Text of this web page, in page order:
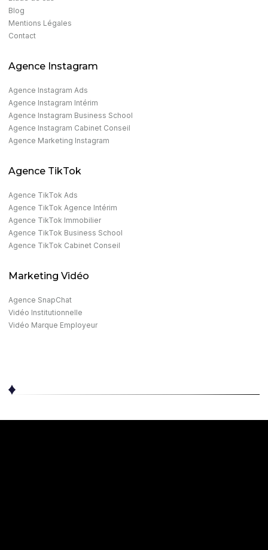
Blog
Mentions Légales
Contact
Agence Instagram
Agence Instagram Ads​
Agence Instagram Intérim
Agence Instagram Business School
Agence Instagram Cabinet Conseil
Agence Marketing Instagram​
Agence TikTok
Agence TikTok Ads
Agence TikTok Agence Intérim
Agence TikTok Immobilier
Agence TikTok Business School
Agence TikTok Cabinet Conseil
Marketing Vidéo
Agence SnapChat
Vidéo Institutionnelle
Vidéo Marque Employeur